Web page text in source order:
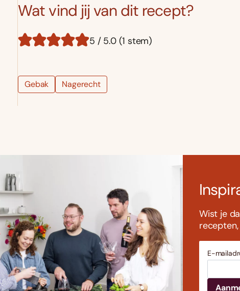
Wat vind jij van dit recept?
5 / 5.0 (1 stem)
Gebak Nagerecht
Wist je
E-